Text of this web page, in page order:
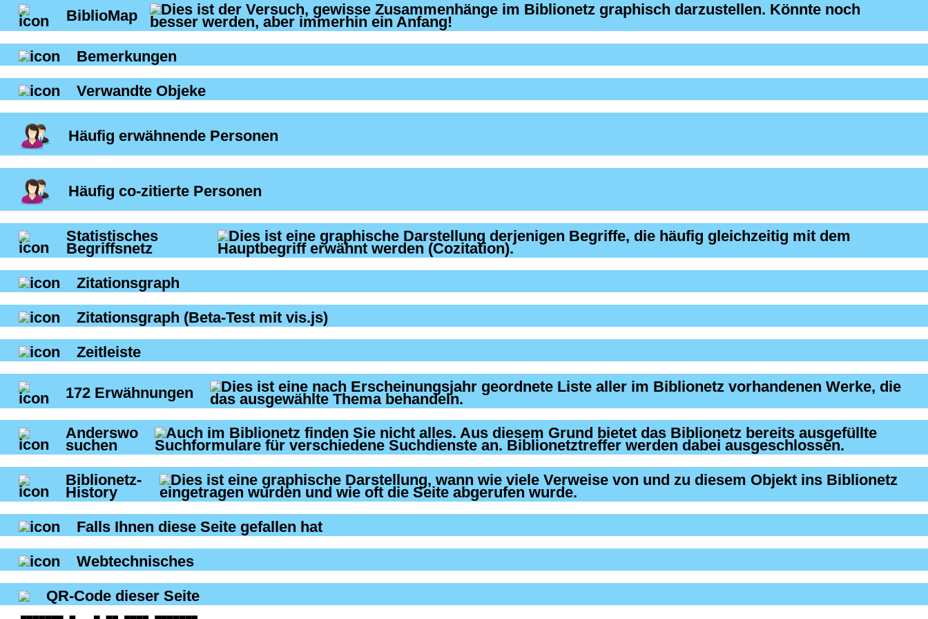
BiblioMap
Bemerkungen
Verwandte Objeke
Häufig erwähnende Personen
Häufig co-zitierte Personen
Statistisches
Begriffsnetz
Zitationsgraph
Zitationsgraph (Beta-Test mit vis.js)
Zeitleiste
172 Erwähnungen
Anderswo
suchen
Biblionetz-
History
Falls Ihnen diese Seite gefallen hat
Webtechnisches
QR-Code dieser Seite